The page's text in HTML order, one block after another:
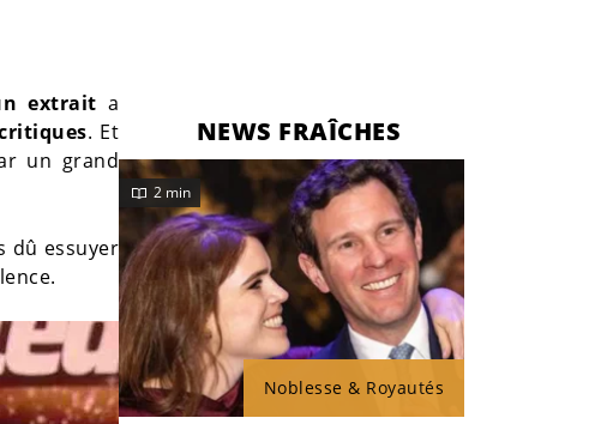
extrait a
. Et
un grand
dû essuyer
NEWS FRAÎCHES
Noblesse & Royautés
2 min